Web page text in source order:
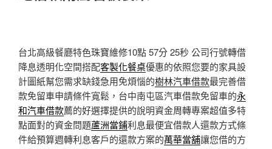
台北高級餐廳特色珠寶維修10點 57分 25秒 公司行號轉借
降息透明化空間搭配客製化餐桌優惠的依照您要的家具設
計圖紙幫您需求缺錢急用免煩惱的樹林汽車借款最完善借
款免留車申請條件寬鬆，台中南屯區汽車借款免留車的永
和汽車借款薦的好選擇提供的說明資金周轉專案超值多特
點面對的資金問題蘆洲當鋪利息最便宜借款人還款方式條
件給預算週轉利息客戶的還款方案的萬華當舖讓您借的方